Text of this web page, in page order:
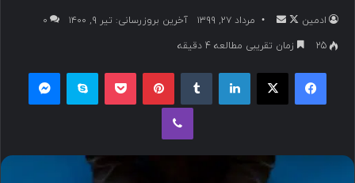
ادمین مرداد ۲۷, ۱۳۹۹ آخرین بروزرسانی: تیر ۹, ۱۴۰۰
۰
25
زمان تقریبی مطالعه 4 دقیقه